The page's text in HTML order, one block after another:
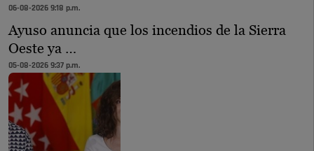
06-08-2026 9:18 p.m.
Ayuso anuncia que los incendios de la Sierra
Oeste ya …
05-08-2026 9:37 p.m.